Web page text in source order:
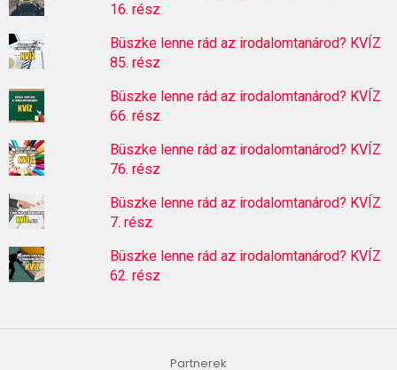
16. rész
Büszke lenne rád az irodalomtanárod? KVÍZ
85. rész
Büszke lenne rád az irodalomtanárod? KVÍZ
66. rész
Büszke lenne rád az irodalomtanárod? KVÍZ
76. rész
Büszke lenne rád az irodalomtanárod? KVÍZ
7. rész
Büszke lenne rád az irodalomtanárod? KVÍZ
62. rész
Partnerek